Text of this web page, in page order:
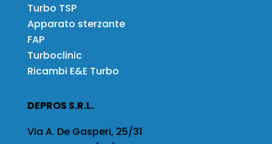
Turbo TSP
Apparato sterzante
FAP
Turboclinic
Ricambi E&E Turbo
DEPROS S.R.L.
Via A. De Gasperi, 25/31